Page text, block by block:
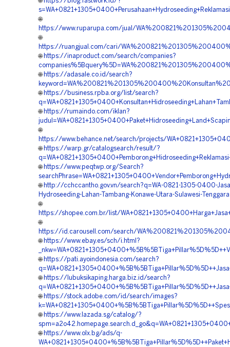
🌐
https://www.ruparupa.com/jual/
🌐
https://ruangjual.com/cari/
🌐 https://inaproduct.com/search/companies?
🌐 https://adasale.co.id/search?
🌐 https://business.rpba.org/list/search?
🌐 https://rumaindo.com/iklan?
🌐
https://www.behance.net/search/projects/
🌐 https://warp.gr/catalogsearch/result/?
🌐 https://www.peqtwp.org/Search?
🌐 http://cchccantho.gov.vn/search?q=WA-0821-1305-0400-
Hydroseeding-Lahan-Tambang-Konawe-Utara-Sulawesi-Tenggara
🌐
https://shopee.com.br/list/
🌐
https://id.carousell.com/search/
🌐 https://www.ebay.es/sch/i.html?
🌐 https://pati.ayoindonesia.com/search?
🌐 https://lubuksikaping.harga.biz.id/search?
🌐 https://stock.adobe.com/id/search/images?
🌐 https://www.lazada.sg/catalog/?
🌐 https://www.olx.bg/ads/q-